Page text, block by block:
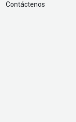
Contáctenos